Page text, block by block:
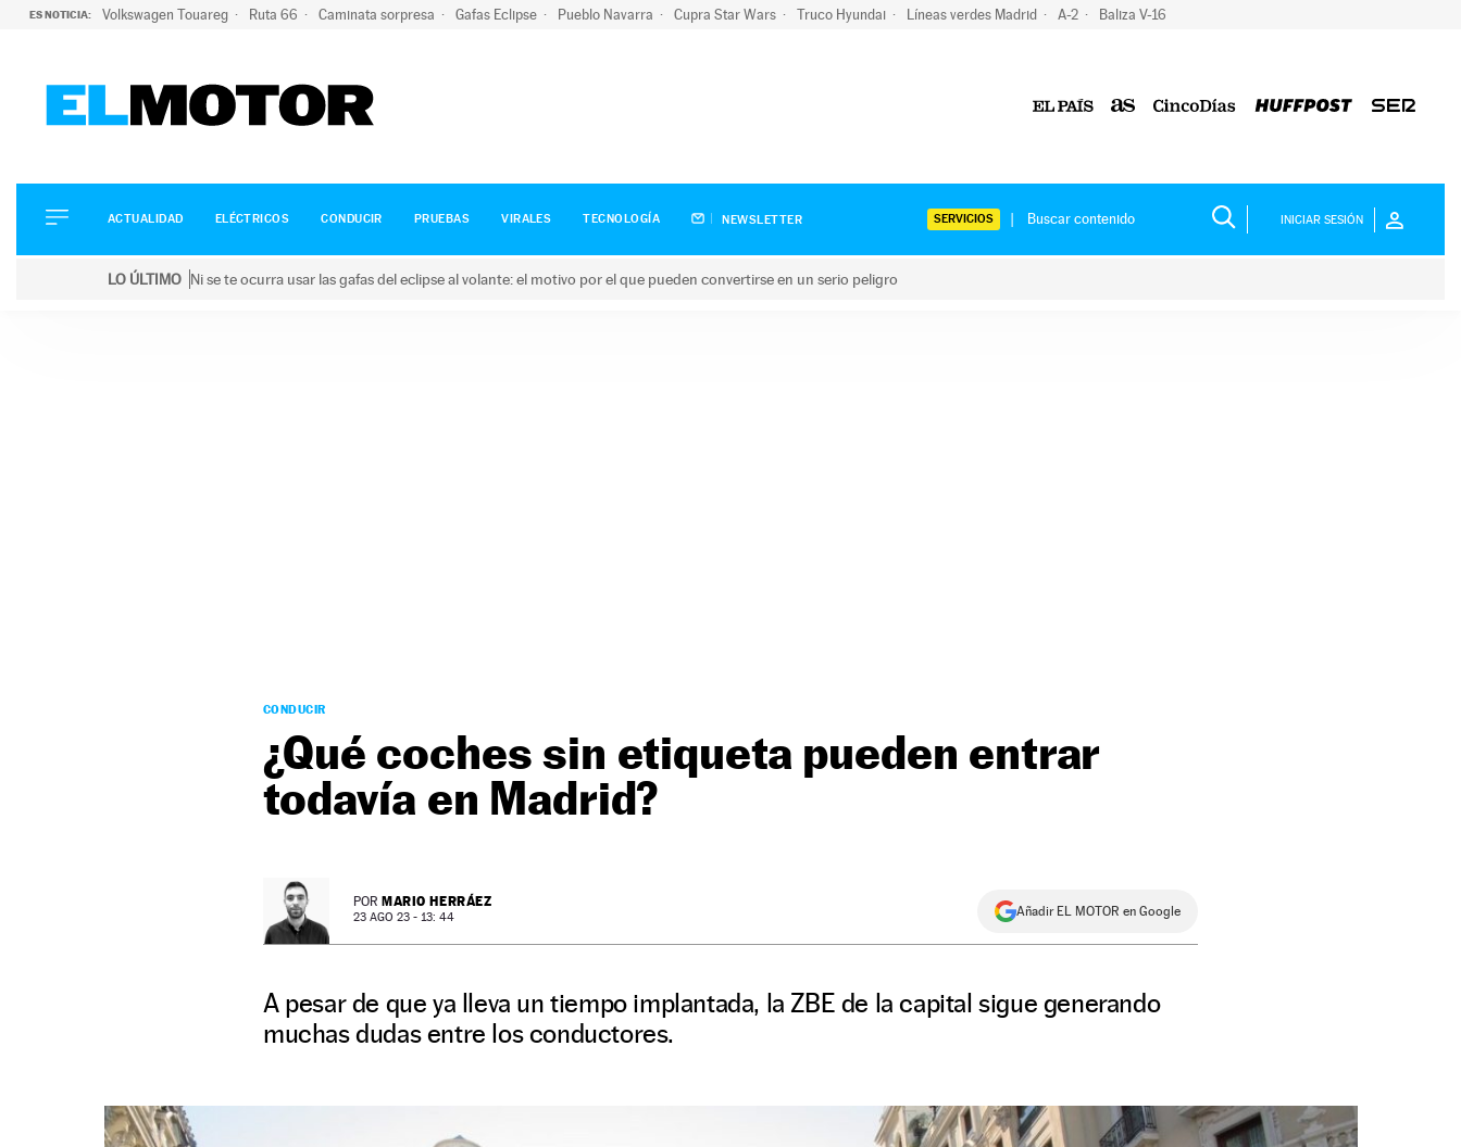
ES NOTICIA: Volkswagen Touareg Ruta 66 Caminata sorpresa Gafas Eclipse Pueblo Navarra Cupra Star Wars Truco Hyundai Líneas verdes Madrid A-2 Baliza V-16
ELÉCTRICOS
CONDUCIR
ACTUALIDAD ELÉCTRICOS CONDUCIR PRUEBAS VIRALES TECNOLOGÍA NEWSLETTER SERVICIOS INICIAR SESIÓN
LO ÚLTIMO Ni se te ocurra usar las gafas del eclipse al volante: el motivo por el que pueden convertirse en un serio peligro
CONDUCIR
¿Qué coches sin etiqueta pueden entrar
todavía en Madrid?
POR MARIO HERRÁEZ
23 AGO 23 - 13: 44 Añadir EL MOTOR en Google
A pesar de que ya lleva un tiempo implantada, la ZBE de la capital sigue generando
muchas dudas entre los conductores.